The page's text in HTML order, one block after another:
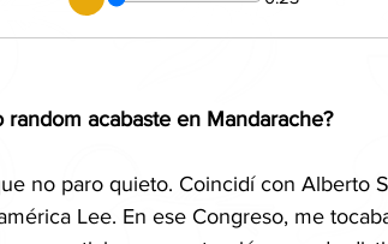
random acabaste en Mandarache?
no paro quieto. Coincidí con Alberto
Lee. En ese Congreso, me